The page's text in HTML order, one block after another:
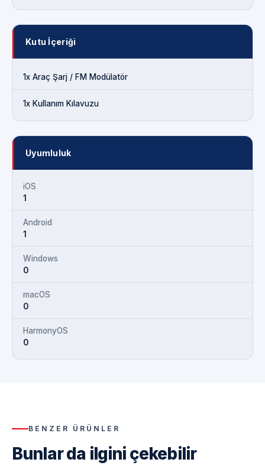
Kutu İçeriği
1x Araç Şarj / FM Modülatör
1x Kullanım Kılavuzu
Uyumluluk
iOS
1
Android
1
Windows
0
macOS
0
HarmonyOS
0
BENZER ÜRÜNLER
Bunlar da ilgini çekebilir